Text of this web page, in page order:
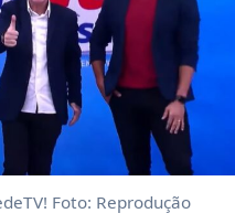
Foto: Reprodução